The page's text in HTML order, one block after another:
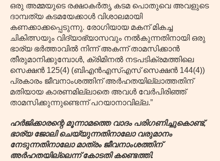
ഒരു അമ്മയുടെ രക്ഷാകർതൃ കടമ പൊതുവെ അവളുടെ
ദാമ്പത്യ കടമയേക്കാൾ വിശാലമായി
കണക്കാക്കപ്പെടുന്നു. രോഗിയായ മകന് മികച്ച
ചികിത്സയും വിദ്യാഭ്യാസവും നൽകുന്നതിനായി ഒരു
ഭാര്യ ഭർത്താവിൽ നിന്ന് അകന്ന് താമസിക്കാൻ
തീരുമാനിക്കുമ്പോൾ, ക്രിമിനൽ നടപടിക്രമത്തിലെ
സെക്ഷൻ 125(4) (ബിഎൻഎസ്എസ് സെക്ഷൻ 144(4))
പ്രകാരം ജീവനാംശത്തിന് അർഹതയില്ലാത്തതിന്
മതിയായ കാരണമില്ലാതെ അവൾ വേർപിരിഞ്ഞ്
താമസിക്കുന്നുണ്ടെന്ന് പറയാനാവില്ല.”
ഹർജിക്കാരന്റെ മൂന്നാമത്തെ വാദം പരിഗണിച്ചുകൊണ്ട്,
ഭാര്യ ജോലി ചെയ്യുന്നതിനാലോ വരുമാനം
നേടുന്നതിനാലോ മാത്രം ജീവനാംശത്തിന്
അർഹതയില്ലെന്ന് കോടതി കണ്ടെത്തി.